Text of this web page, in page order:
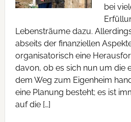
bei
Lebensträume dazu.
abseits der finanziellen
organisatorisch eine
davon, ob es sich nun um die
dem Weg zum Eigenheim
eine Planung besteht; es ist
auf die […]